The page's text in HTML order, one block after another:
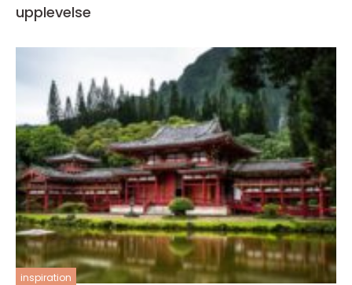
upplevelse
inspiration